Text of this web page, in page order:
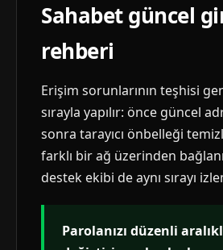
Sahabet güncel
rehberi
Erişim sorunlarının teşhisi
sırayla yapılır: önce güncel
sonra tarayıcı önbelleği
farklı bir ağ üzerinden
destek ekibi de aynı sırayı
Parolanızı düzenli